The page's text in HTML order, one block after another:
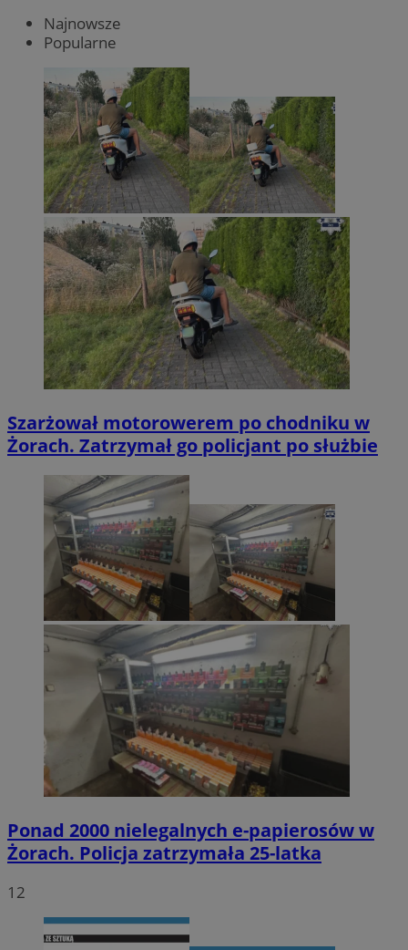
Najnowsze
Popularne
Szarżował motorowerem po chodniku w
Żorach. Zatrzymał go policjant po służbie
Ponad 2000 nielegalnych e-papierosów w
Żorach. Policja zatrzymała 25-latka
12